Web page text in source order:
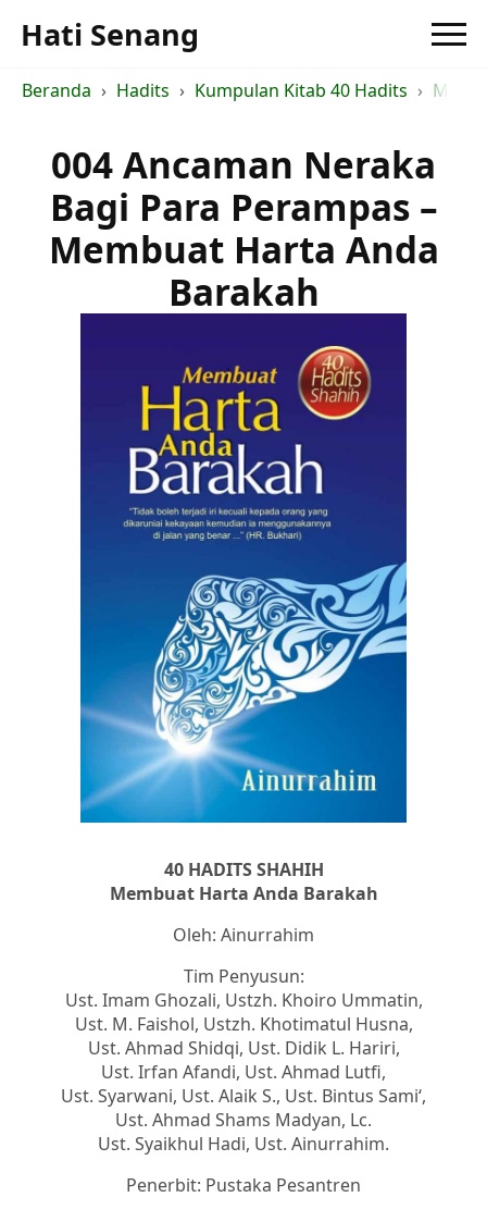
Hati Senang
Beranda Hadits Kumpulan Kitab 40 Hadits
004 Ancaman Neraka
Bagi Para Perampas –
Membuat Harta Anda
Barakah
40 HADITS SHAHIH
Membuat Harta Anda Barakah
Oleh: Ainurrahim
Tim Penyusun:
Ust. Imam Ghozali, Ustzh. Khoiro Ummatin,
Ust. M. Faishol, Ustzh. Khotimatul Husna,
Ust. Ahmad Shidqi, Ust. Didik L. Hariri,
Ust. Irfan Afandi, Ust. Ahmad Lutfi,
Ust. Syarwani, Ust. Alaik S., Ust. Bintus Sami‘,
Ust. Ahmad Shams Madyan, Lc.
Ust. Syaikhul Hadi, Ust. Ainurrahim.
Penerbit: Pustaka Pesantren